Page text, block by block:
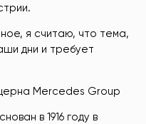
я считаю, что тема,
дни и требует
Mercedes Group
в 1916 году в